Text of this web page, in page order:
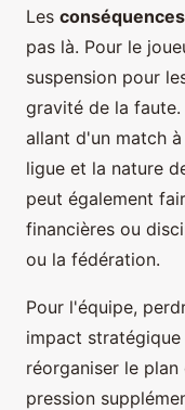
Les conséquences
pas là. Pour le
suspension pour
gravité de la
allant d'un match
ligue et la nature
peut également
financières ou
ou la fédération.
Pour l'équipe,
impact
réorganiser le
pression